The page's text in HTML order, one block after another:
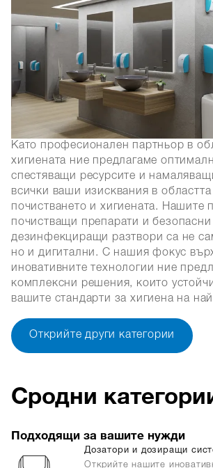
Като професионален партньор в
хигиената ние предлагаме
спестяващи ресурсите и
всички ваши изисквания в областта
почистването и хигиената. Нашите
почистващи препарати и безопасни
дезинфекциращи разтвори са не
но и дигитални. С нашия фокус
иновативните технологии ние
комплексни решения, които
вашите стандарти за хигиена на
Открийте други категории
Сродни
Подходящи за вашите нужди
Дозатори и дозиращи
Открийте нашите